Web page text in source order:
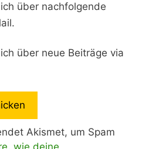
über nachfolgende
über neue Beiträge via
Akismet, um Spam